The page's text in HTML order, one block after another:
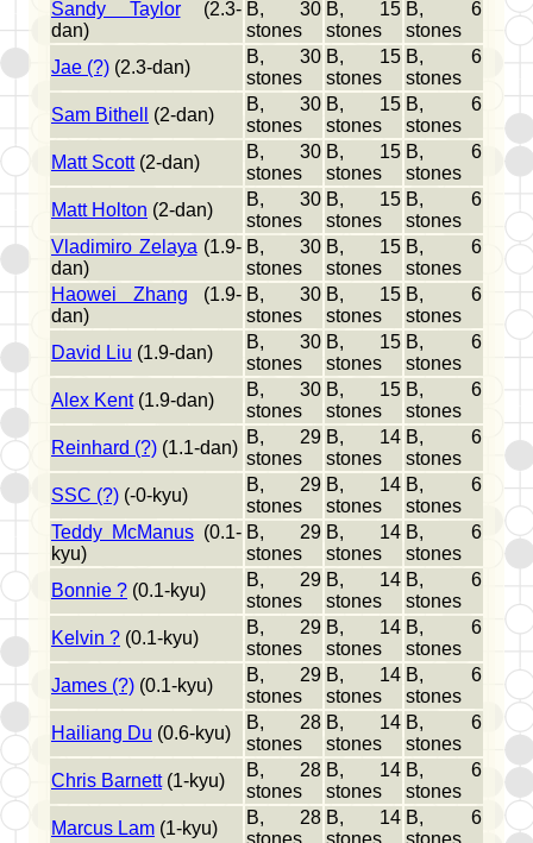
Sandy Taylor(2.3-
dan)
B, 30
stones
B, 15
stones
B, 6
stones
Jae (?) (2.3-dan)
B, 30
stones
B, 15
stones
B, 6
stones
Sam Bithell
(2-dan)
B, 30
stones
B, 15
stones
B, 6
stones
Matt Scott(2-dan)
B, 30
stones
B, 15
stones
B, 6
stones
Matt Holton (2-dan)
B, 30
stones
B, 15
stones
B, 6
stones
Vladimiro Zelaya(1.9-
dan)
B, 30
stones
B, 15
stones
B, 6
stones
Haowei Zhang (1.9-
dan)
B, 30
stones
B, 15
stones
B, 6
stones
David Liu (1.9-dan)
B, 30
stones
B, 15
stones
B, 6
stones
Alex Kent(1.9-dan)
B, 30
stones
B, 15
stones
B, 6
stones
Reinhard (?) (1.1-dan)
B, 29
stones
B, 14
stones
B, 6
stones
SSC (?) (-0-kyu)
B, 29
stones
B, 14
stones
B, 6
stones
Teddy McManus (0.1-
kyu)
B, 29
stones
B, 14
stones
B, 6
stones
Bonnie ? (0.1-kyu)
B, 29
stones
B, 14
stones
B, 6
stones
Kelvin ? (0.1-kyu)
B, 29
stones
B, 14
stones
B, 6
stones
James (?) (0.1-kyu)
B, 29
stones
B, 14
stones
B, 6
stones
Hailiang Du (0.6-kyu)
B, 28
stones
B, 14
stones
B, 6
stones
Chris Barnett(1-kyu)
B, 28
stones
B, 14
stones
B, 6
stones
Marcus Lam (1-kyu)
B, 28 B, 14 B, 6